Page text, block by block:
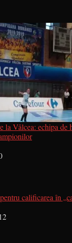
la Vâlcea: echipa de
calificarea în